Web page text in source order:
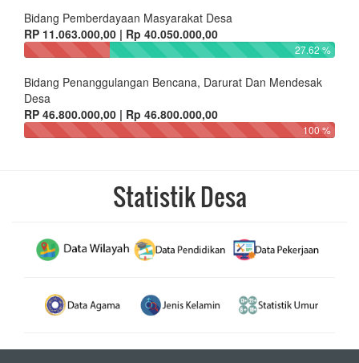
Bidang Pemberdayaan Masyarakat Desa
RP 11.063.000,00 | Rp 40.050.000,00
27.62 %
Bidang Penanggulangan Bencana, Darurat Dan Mendesak
Desa
RP 46.800.000,00 | Rp 46.800.000,00
100 %
Statistik Desa